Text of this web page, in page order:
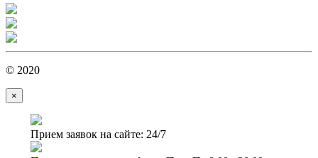
© 2020
×
Прием заявок на сайте: 24/7